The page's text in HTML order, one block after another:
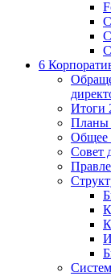
6
Итоги
Планы
Общее
Совет